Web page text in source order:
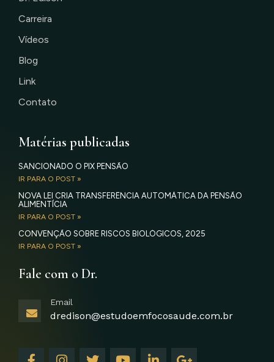
Carreira
Vídeos
Blog
Link
Contato
Matérias publicadas
SANCIONADO O PIX PENSÃO
IR PARA O POST »
NOVA LEI CRIA TRANSFERÊNCIA AUTOMÁTICA DA PENSÃO
ALIMENTÍCIA
IR PARA O POST »
CONVENÇÃO SOBRE RISCOS BIOLÓGICOS, 2025
IR PARA O POST »
Fale com o Dr.
Email
dredison@estudoemfocosaude.com.br
F
I
T
Y
L
G